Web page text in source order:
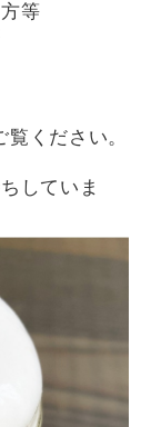
等
ください。
していま